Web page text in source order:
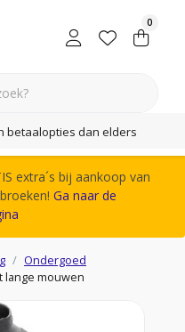
0
betaalopties dan elders
extra´s bij aankoop van
Ga naar de
Ondergoed
lange mouwen